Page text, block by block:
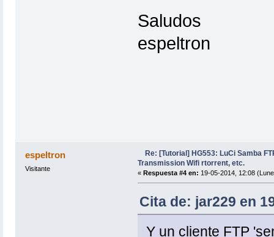
Saludos
espeltron
espeltron
Visitante
Re: [Tutorial] HG553: LuCi Samba
Transmission Wifi rtorrent, etc.
« Respuesta #4 en: 19-05-2014, 12:08
Cita de: jar229 en
Y un cliente FTP